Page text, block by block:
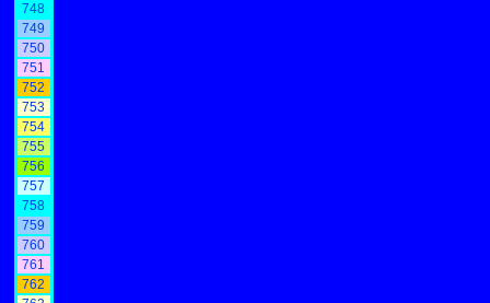
748
749
750
751
752
753
754
755
756
757
758
759
760
761
762